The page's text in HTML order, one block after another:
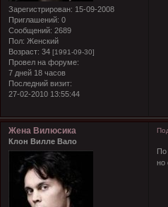
Зарегистрирован: 15-09-2008
Приглашений: 0
Сообщений: 2689
Пол: Женский
Возраст: 34 [1991-09-30]
Провел на форуме:
7 дней 18 часов
Последний визит:
27-02-2010 13:55:44
Жена Вилюсика
Клон Вилле Вало
По
но